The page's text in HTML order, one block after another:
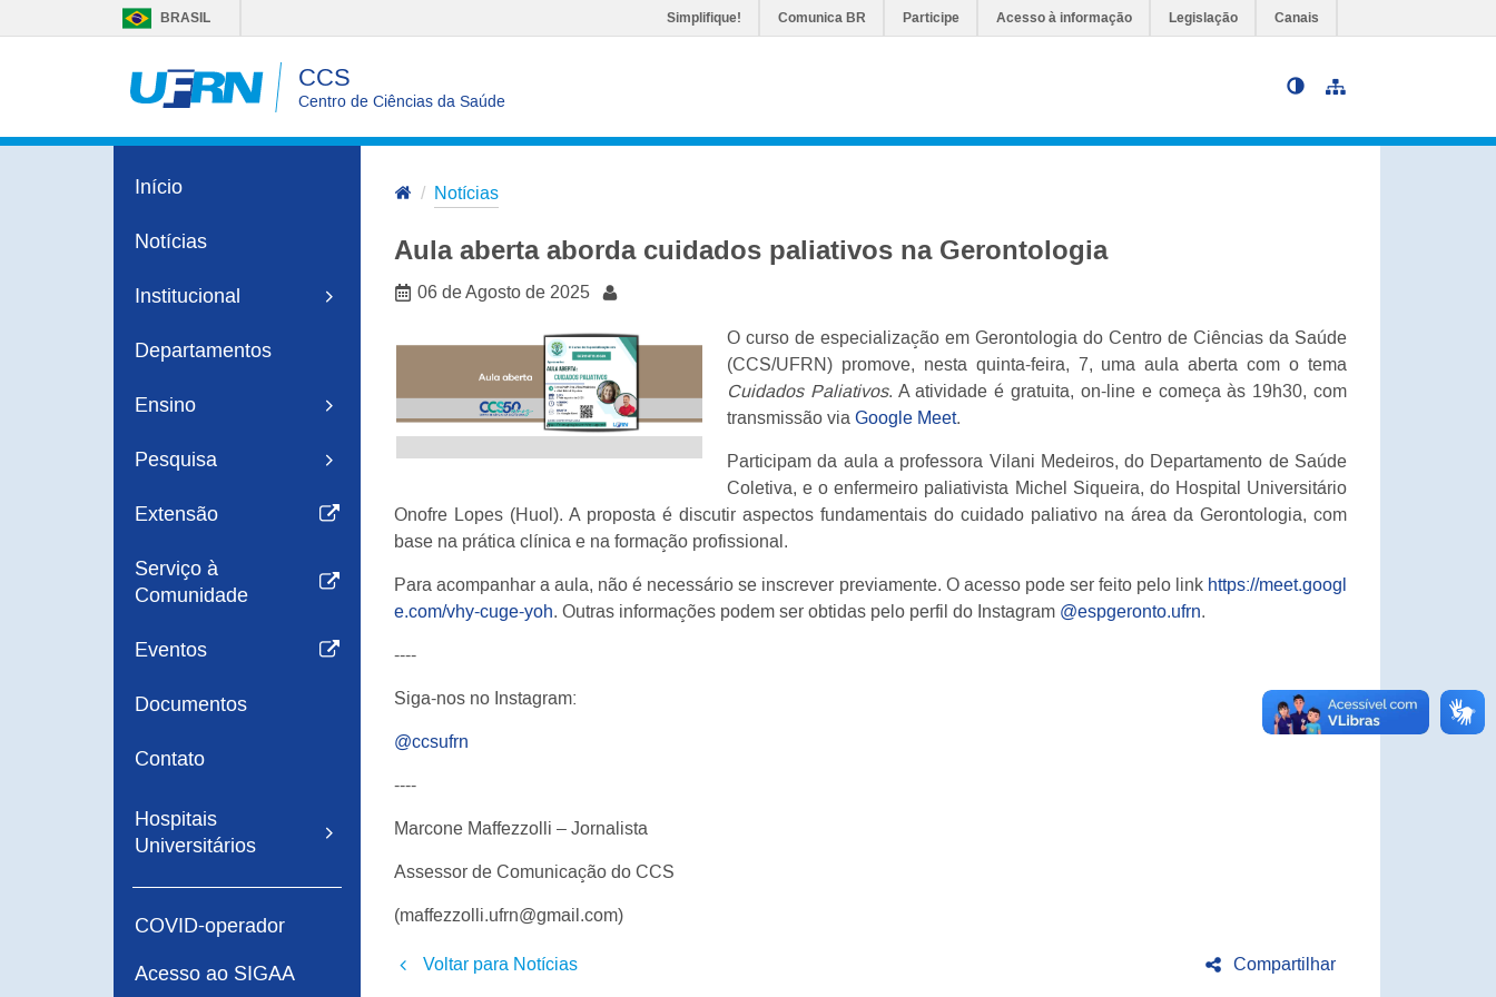
BRASIL Simplifique! Comunica BR Participe Acesso à informação Legislação Canais
CCS
Centro de Ciências da Saúde Ir para o conteúdo
Início
Notícias
Institucional
Departamentos
Ensino
Pesquisa
Extensão
Serviço à
Comunidade
Eventos
Documentos
Contato
Hospitais
Universitários
COVID-operador
Acesso ao SIGAA
Notícias
Aula aberta aborda cuidados paliativos na Gerontologia
06 de Agosto de 2025
O curso de especialização em Gerontologia do Centro de Ciências da Saúde
(CCS/UFRN) promove, nesta quinta-feira, 7, uma aula aberta com o tema
Cuidados Paliativos. A atividade é gratuita, on-line e começa às 19h30, com
transmissão via Google Meet.
Participam da aula a professora Vilani Medeiros, do Departamento de Saúde
Coletiva, e o enfermeiro paliativista Michel Siqueira, do Hospital Universitário
Onofre Lopes (Huol). A proposta é discutir aspectos fundamentais do cuidado paliativo na área da Gerontologia, com
base na prática clínica e na formação profissional.
Para acompanhar a aula, não é necessário se inscrever previamente. O acesso pode ser feito pelo link https://meet.googl
e.com/vhy-cuge-yoh. Outras informações podem ser obtidas pelo perfil do Instagram @espgeronto.ufrn.
----
Siga-nos no Instagram:
@ccsufrn
----
Marcone Maffezzolli – Jornalista
Assessor de Comunicação do CCS
(maffezzolli.ufrn@gmail.com)
Voltar para Notícias Compartilhar